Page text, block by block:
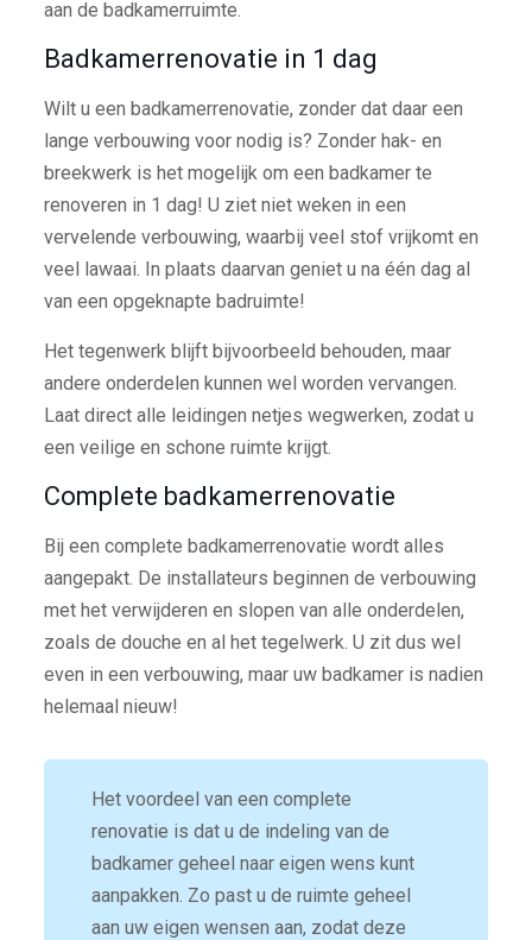
aan de badkamerruimte.
Badkamerrenovatie in 1 dag
Wilt u een badkamerrenovatie, zonder dat daar een
lange verbouwing voor nodig is? Zonder hak- en
breekwerk is het mogelijk om een badkamer te
renoveren in 1 dag! U ziet niet weken in een
vervelende verbouwing, waarbij veel stof vrijkomt en
veel lawaai. In plaats daarvan geniet u na één dag al
van een opgeknapte badruimte!
Het tegenwerk blijft bijvoorbeeld behouden, maar
andere onderdelen kunnen wel worden vervangen.
Laat direct alle leidingen netjes wegwerken, zodat u
een veilige en schone ruimte krijgt.
Complete badkamerrenovatie
Bij een complete badkamerrenovatie wordt alles
aangepakt. De installateurs beginnen de verbouwing
met het verwijderen en slopen van alle onderdelen,
zoals de douche en al het tegelwerk. U zit dus wel
even in een verbouwing, maar uw badkamer is nadien
helemaal nieuw!
Het voordeel van een complete
renovatie is dat u de indeling van de
badkamer geheel naar eigen wens kunt
aanpakken. Zo past u de ruimte geheel
aan uw eigen wensen aan, zodat deze